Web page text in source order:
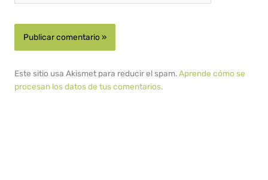
Este sitio usa Akismet para reducir el spam.Aprende cómo se
procesan los datos de tus comentarios.